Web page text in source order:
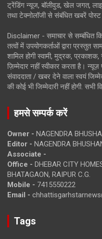
ट्रेंडिंग न्यूज, बॉलीवुड, खेल जगत,
तथा टेक्नोलॉजी से संबंधित खबरें पोस्ट
Disclaimer - समाचार से सम्बंधित
तत्वों में उपयोगकर्ताओं द्वारा प्रस्तुत
शामिल होगी स्वामी, मुद्रक,
ज़िम्मेदार नहीं स्वीकार करता है।
संवाददाता / खबर देने वाला स्वयं
की कोई भी जिम्मेदारी नहीं होगी. सभी
हमसे सम्पर्क करें
Owner - NAGENDRA
Editor - NAGENDRA
Associate -
Office - DHEBAR CITY
BHATAGAON, RAIPUR C.G.
Mobile - 7415550222
Email -
Tags